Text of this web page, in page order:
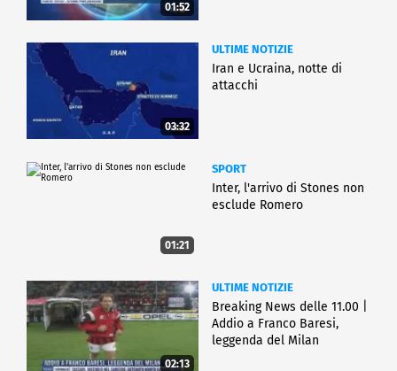
01:52
03:32
ULTIME NOTIZIE
Iran e Ucraina, notte di
attacchi
01:21
SPORT
Inter, l'arrivo di Stones non
esclude Romero
02:13
ULTIME NOTIZIE
Breaking News delle 11.00 |
Addio a Franco Baresi,
leggenda del Milan